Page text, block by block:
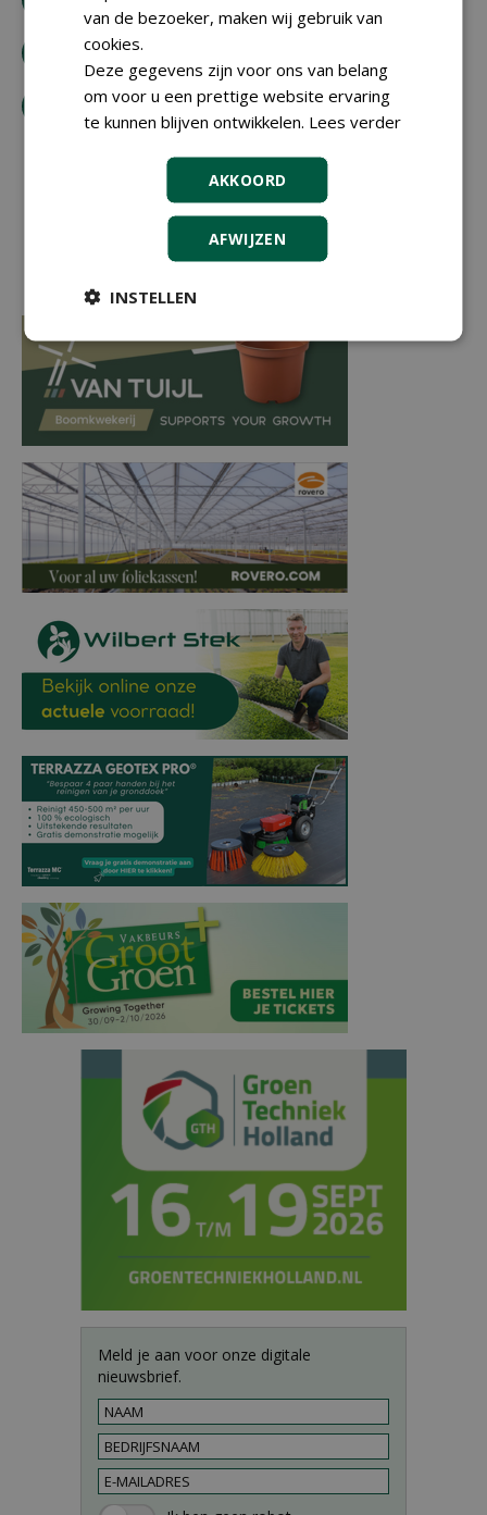
bestel tijdschrift
tip de redactie
Meld je aan voor onze digitale
nieuwsbrief.
van de bezoeker, maken wij gebruik van
cookies.
Deze gegevens zijn voor ons van belang
om voor u een prettige website ervaring
te kunnen blijven ontwikkelen. Lees verder
AKKOORD
AFWIJZEN
INSTELLEN